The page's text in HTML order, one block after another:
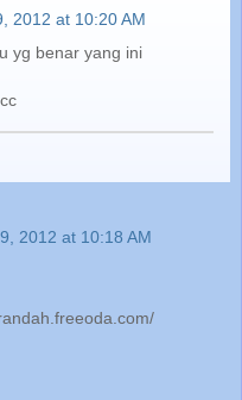
2012 at 10:20 AM
yg benar yang ini
2012 at 10:18 AM